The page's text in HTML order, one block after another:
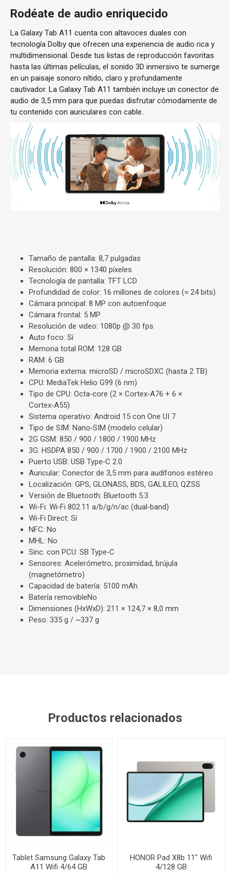
Rodéate de audio enriquecido
La Galaxy Tab A11 cuenta con altavoces duales con
tecnología Dolby que ofrecen una experiencia de audio rica y
multidimensional. Desde tus listas de reproducción favoritas
hasta las últimas películas, el sonido 3D inmersivo te sumerge
en un paisaje sonoro nítido, claro y profundamente
cautivador. La Galaxy Tab A11 también incluye un conector de
audio de 3,5 mm para que puedas disfrutar cómodamente de
tu contenido con auriculares con cable..
Tamaño de pantalla: 8,7 pulgadas
Resolución: 800 × 1340 píxeles
Tecnología de pantalla: TFT LCD
Profundidad de color: 16 millones de colores (≈ 24 bits)
Cámara principal: 8 MP con autoenfoque
Cámara frontal: 5 MP
Resolución de video: 1080p @ 30 fps
Auto foco: Sí
Memoria total ROM: 128 GB
RAM: 6 GB
Memoria externa: microSD / microSDXC (hasta 2 TB)
CPU: MediaTek Helio G99 (6 nm)
Tipo de CPU: Octa‑core (2 × Cortex‑A76 + 6 ×
Cortex‑A55)
Sistema operativo: Android 15 con One UI 7
Tipo de SIM: Nano‑SIM (modelo celular)
2G GSM: 850 / 900 / 1800 / 1900 MHz
3G: HSDPA 850 / 900 / 1700 / 1900 / 2100 MHz
Puerto USB: USB Type‑C 2.0
Auricular: Conector de 3,5 mm para audífonos estéreo
Localización: GPS, GLONASS, BDS, GALILEO, QZSS
Versión de Bluetooth: Bluetooth 5.3
Wi-Fi: Wi‑Fi 802.11 a/b/g/n/ac (dual‑band)
Wi-Fi Direct: Sí
NFC: No
MHL: No
Sinc. con PCU: SB Type‑C
Sensores: Acelerómetro, proximidad, brújula
(magnetómetro)
Capacidad de batería: 5100 mAh
Batería removibleNo
Dimensiones (HxWxD): 211 × 124,7 × 8,0 mm
Peso: 335 g / ~337 g
Productos relacionados
Tablet Samsung Galaxy Tab
A11 Wifi 4/64 GB
HONOR Pad X8b 11" Wifi
4/128 GB